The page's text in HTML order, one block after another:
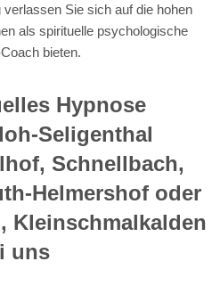
Sie sich auf die hohen
als spirituelle psychologische
bieten.
Hypnose
Seligenthal
Schnellbach,
Helmershof oder
Kleinschmalkalden
uns